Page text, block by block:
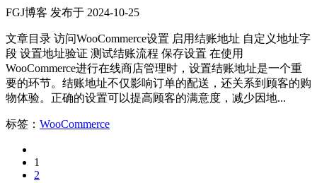
FGJ博客 发布于 2024-10-25
文章目录 访问WooCommerce设置 启用结账地址 自定义地址字
段 设置地址验证 测试结账流程 保存设置 在使用
WooCommerce进行在线商店管理时，设置结账地址是一个重
要的环节。结账地址不仅影响订单的配送，还关系到顾客的购
物体验。正确的设置可以提高顾客的满意度，减少因地...
标签： WooCommerce
1
2